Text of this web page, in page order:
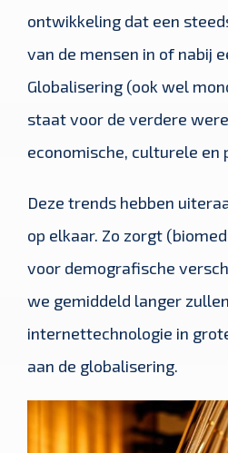
ontwikkeling dat een
van de mensen in of nabij
Globalisering (ook wel
staat voor de verdere
economische, culturele en
Deze trends hebben
op elkaar. Zo zorgt
voor demografische
we gemiddeld langer
internettechnologie in
aan de globalisering.